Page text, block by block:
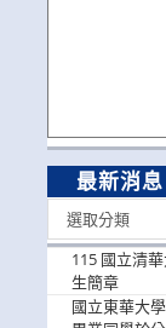
最新消息
選取分類
115 國立清
生簡章
國立東華大